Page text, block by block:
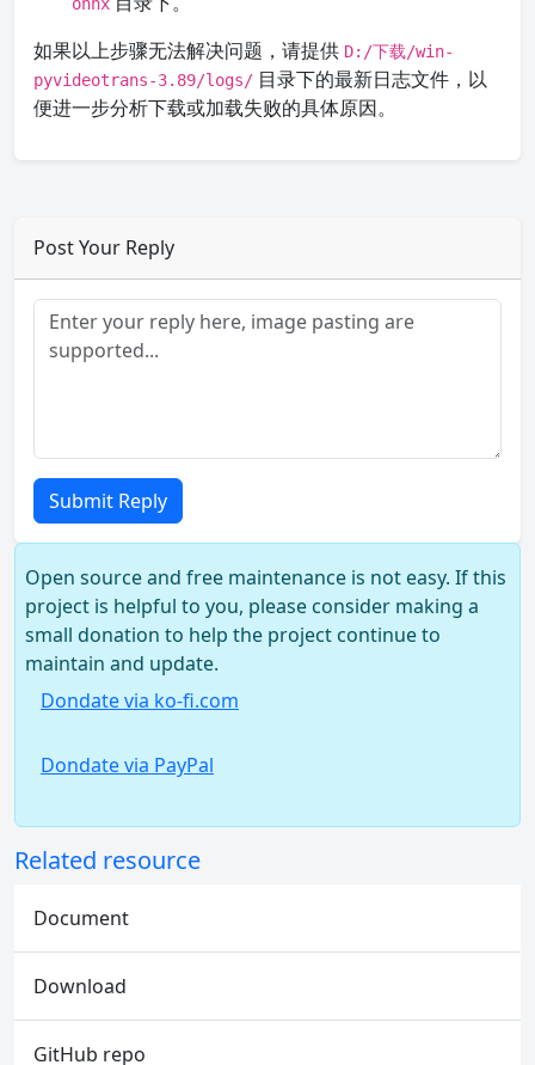
如果以上步骤无法解决问题，请提供 D:/下载/win-
pyvideotrans-3.89/logs/ 目录下的最新日志文件，以
便进一步分析下载或加载失败的具体原因。
Post Your Reply
Submit Reply
Open source and free maintenance is not easy. If this
project is helpful to you, please consider making a
small donation to help the project continue to
maintain and update.
Dondate via ko-fi.com
Dondate via PayPal
Related resource
Document
Download
GitHub repo